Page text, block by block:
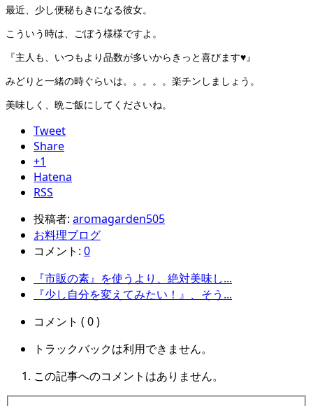
最近、少し便秘もきになる彼女。
こういう時は、ごぼう様様ですよ。
『主人も、いつもより品数が多いからきっと喜びます♥』
みどりと一緒の時ぐらいは。。。。。楽チンしましょう。
美味しく、晩ご飯にしてくださいね。
Tweet
Share
+1
Hatena
RSS
投稿者: aromagarden505
お料理ブログ
コメント: 0
『市販の素』を使うより、絶対美味し...
『少し自分を変えてみたい！』、そう...
コメント ( 0 )
トラックバックは利用できません。
この記事へのコメントはありません。